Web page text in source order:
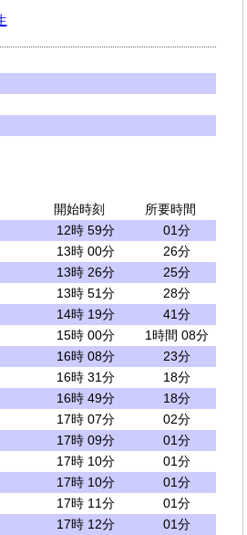
開始時刻
所要時間
12時 59分
01分
13時 00分
26分
13時 26分
25分
13時 51分
28分
14時 19分
41分
15時 00分
1時間 08分
16時 08分
23分
16時 31分
18分
16時 49分
18分
17時 07分
02分
17時 09分
01分
17時 10分
01分
17時 10分
01分
17時 11分
01分
17時 12分
01分